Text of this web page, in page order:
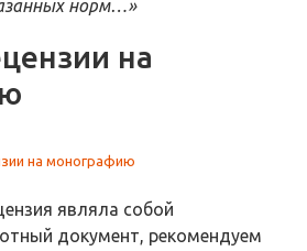
норм…»
на
на монографию
являла собой
документ, рекомендуем